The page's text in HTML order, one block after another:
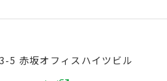
5 赤坂オフィスハイツビル